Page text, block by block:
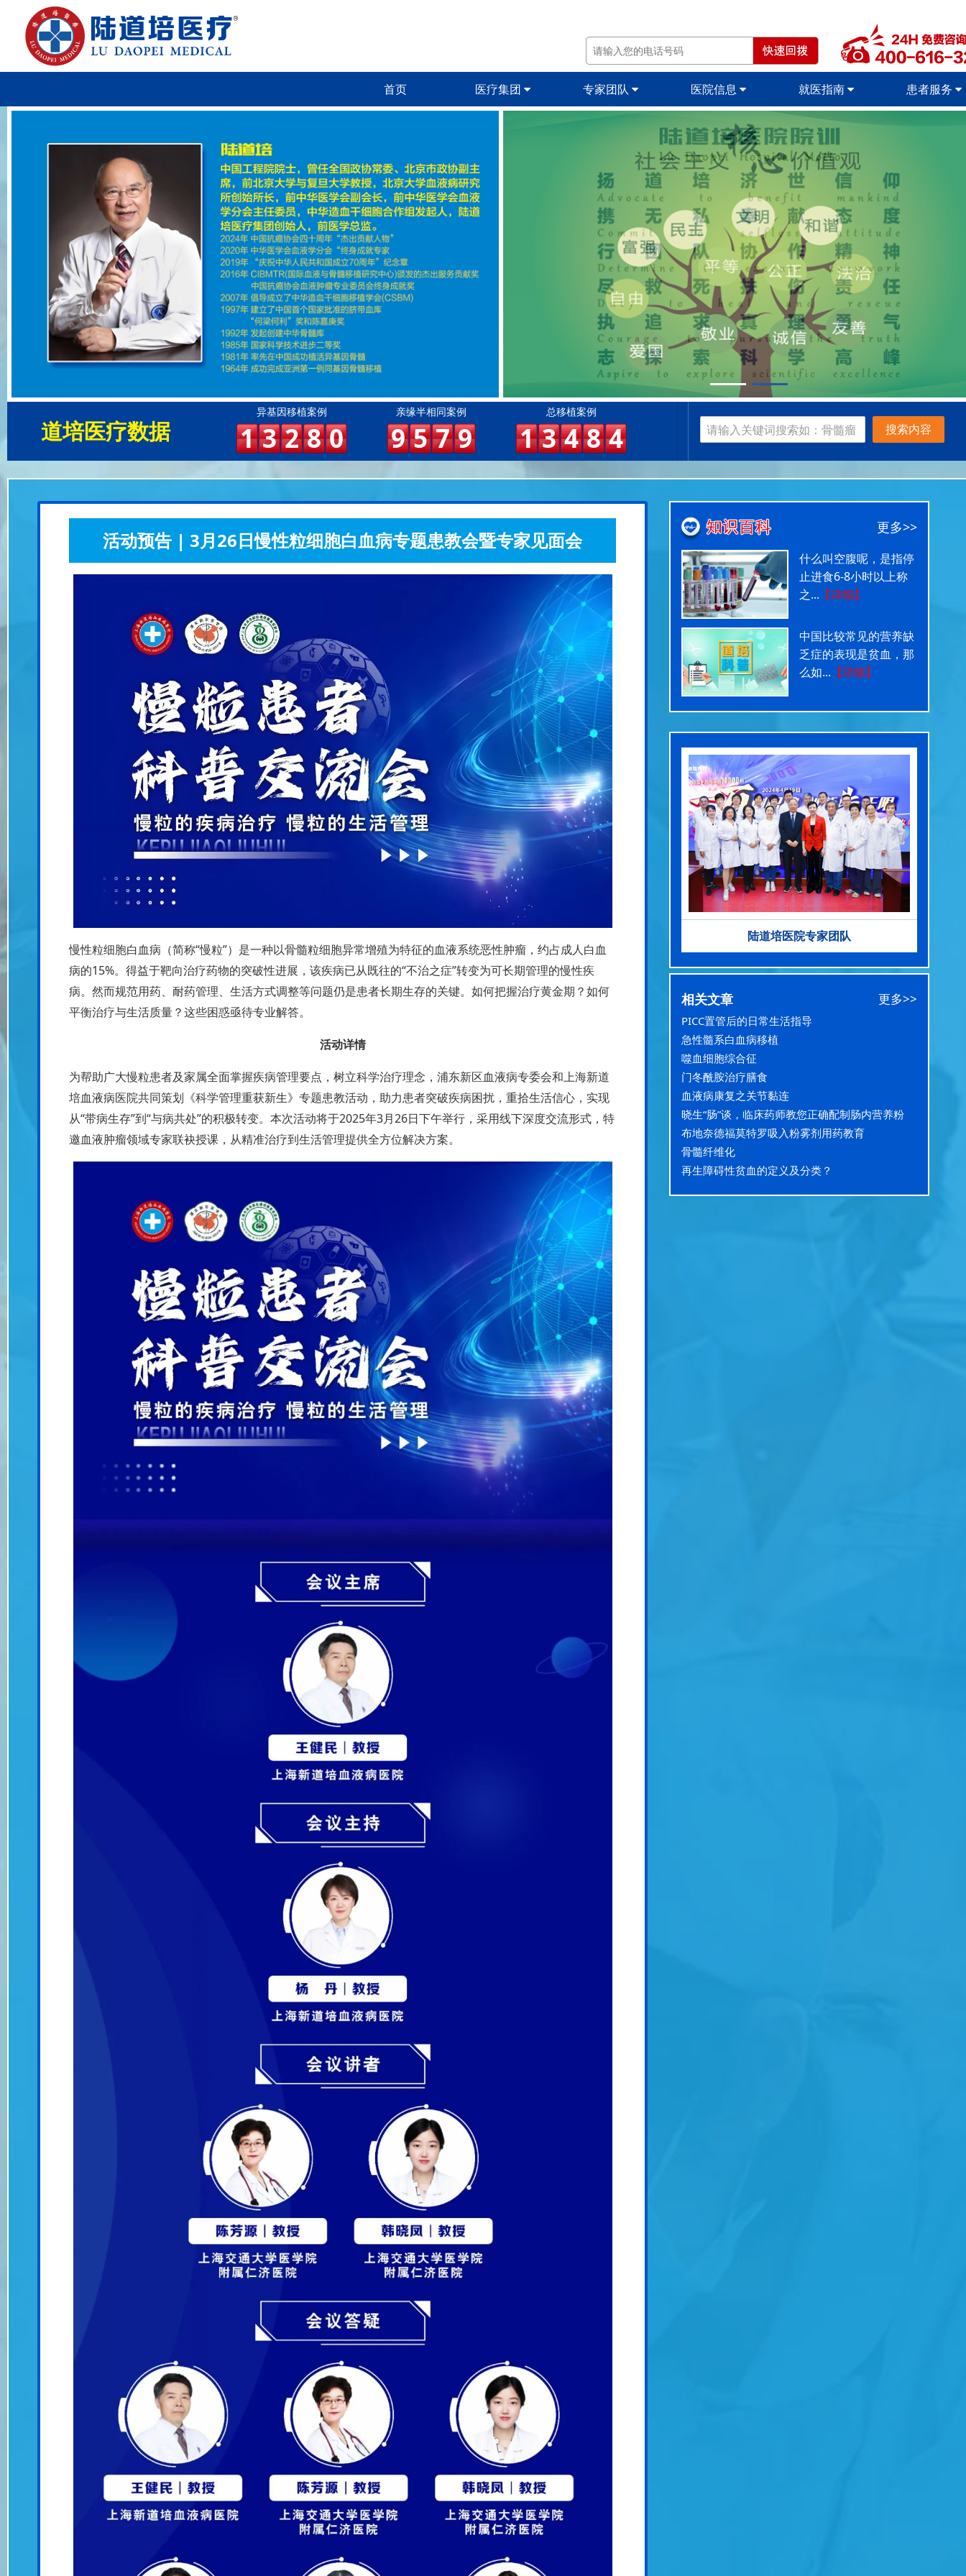
首页 医疗集团 专家团队 医院信息 就医指南 患者服务
道培医疗数据
异基因移植案例
1 3 2 8 0
亲缘半相同案例
9 5 7 9
总移植案例
1 3 4 8 4 搜索内容
活动预告 | 3月26日慢性粒细胞白血病专题患教会暨专家见面会
慢性粒细胞白血病（简称“慢粒”）是一种以骨髓粒细胞异常增殖为特征的血液系统恶性肿瘤，约占成人白血
病的15%。得益于靶向治疗药物的突破性进展，该疾病已从既往的“不治之症”转变为可长期管理的慢性疾
病。然而规范用药、耐药管理、生活方式调整等问题仍是患者长期生存的关键。如何把握治疗黄金期？如何
平衡治疗与生活质量？这些困惑亟待专业解答。
活动详情
为帮助广大慢粒患者及家属全面掌握疾病管理要点，树立科学治疗理念，浦东新区血液病专委会和上海新道
培血液病医院共同策划《科学管理重获新生》专题患教活动，助力患者突破疾病困扰，重拾生活信心，实现
从“带病生存”到 “与病共处”的积极转变。本次活动将于2025年3月 26日下午举行，采用线下深度交流形式，特
邀血液肿瘤领域专家联袂授课，从精准治疗到生活管理提供全方位解决方案。
更多>>
什么叫空腹呢，是指停
止进食6-8小时以上称
之... 【详细】
中国比较常见的营养缺
乏症的表现是贫血，那
么如... 【详细】
陆道培医院专家团队
相关文章 更多>>
PICC置管后的日常生活指导
急性髓系白血病移植
噬血细胞综合征
门冬酰胺治疗膳食
血液病康复之关节黏连
晓生“肠”谈，临床药师教您正确配制肠内营养粉
布地奈德福莫特罗吸入粉雾剂用药教育
骨髓纤维化
再生障碍性贫血的定义及分类？